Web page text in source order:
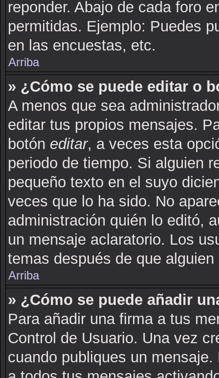
reponder. Abajo de cada foro
permitidas. Ejemplo: Puedes
en las encuestas, etc.
Arriba
» ¿Cómo se puede editar o
A menos que sea
editar tus propios mensajes.
botón editar, a veces esta
periodo de tiempo. Si alguien
pequeño texto en el suyo
veces que lo ha sido. No
administración quién lo editó,
un mensaje aclaratorio. Los
temas después de que
Arriba
» ¿Cómo se puede añadir
Para añadir una firma a tus
Control de Usuario. Una vez
cuando publiques un